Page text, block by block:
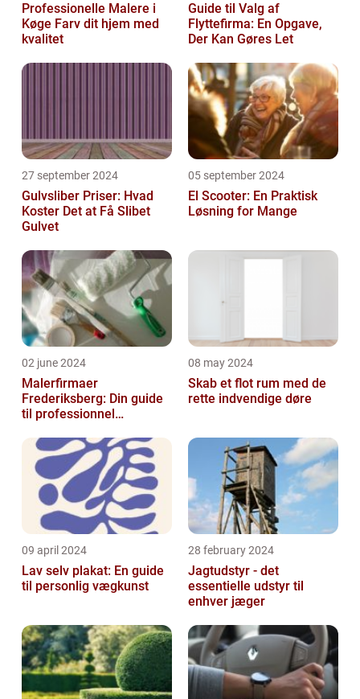
Professionelle Malere i
Køge Farv dit hjem med
kvalitet
Guide til Valg af
Flyttefirma: En Opgave,
Der Kan Gøres Let
27 september 2024
Gulvsliber Priser: Hvad
Koster Det at Få Slibet
Gulvet
05 september 2024
El Scooter: En Praktisk
Løsning for Mange
02 june 2024
Malerfirmaer
Frederiksberg: Din guide
til professionnel
08 may 2024
Skab et flot rum med de
rette indvendige døre
09 april 2024
Lav selv plakat: En guide
til personlig vægkunst
28 february 2024
Jagtudstyr - det
essentielle udstyr til
enhver jæger